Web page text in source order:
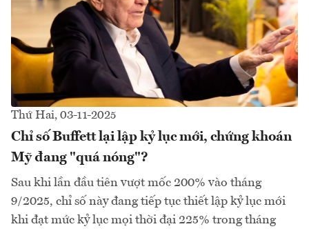
Thứ Hai, 03-11-2025
Chỉ số Buffett lại lập kỷ lục mới, chứng khoán
Mỹ đang "quá nóng"?
Sau khi lần đầu tiên vượt mốc 200% vào tháng
9/2025, chỉ số này đang tiếp tục thiết lập kỷ lục mới
khi đạt mức kỷ lục mọi thời đại 225% trong tháng